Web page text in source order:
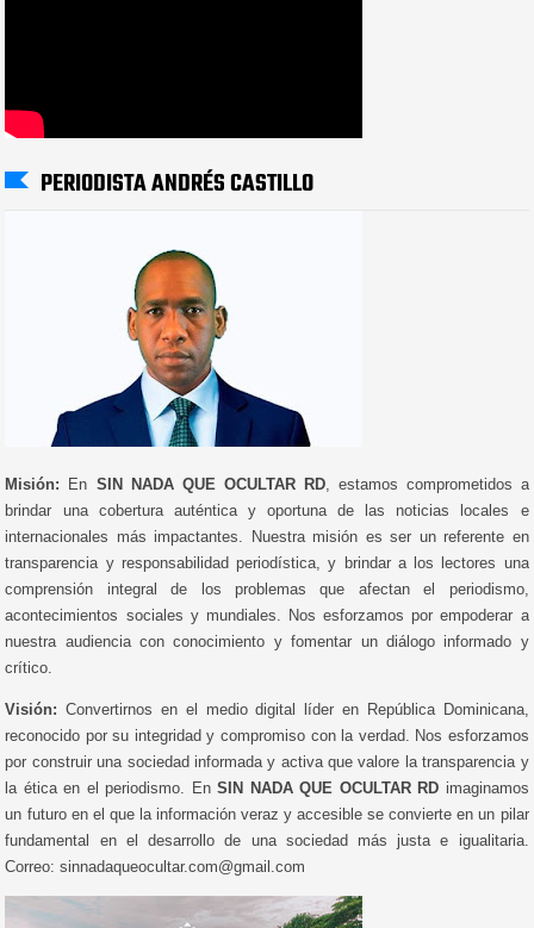
PERIODISTA ANDRÉS CASTILLO
Misión: En SIN NADA QUE OCULTAR RD, estamos comprometidos a
brindar una cobertura auténtica y oportuna de las noticias locales e
internacionales más impactantes. Nuestra misión es ser un referente en
transparencia y responsabilidad periodística, y brindar a los lectores una
comprensión integral de los problemas que afectan el periodismo,
acontecimientos sociales y mundiales. Nos esforzamos por empoderar a
nuestra audiencia con conocimiento y fomentar un diálogo informado y
crítico.
Visión: Convertirnos en el medio digital líder en República Dominicana,
reconocido por su integridad y compromiso con la verdad. Nos esforzamos
por construir una sociedad informada y activa que valore la transparencia y
la ética en el periodismo. EnSIN NADA QUE OCULTAR RD imaginamos
un futuro en el que la información veraz y accesible se convierte en un pilar
fundamental en el desarrollo de una sociedad más justa e igualitaria.
Correo: sinnadaqueocultar.com@gmail.com